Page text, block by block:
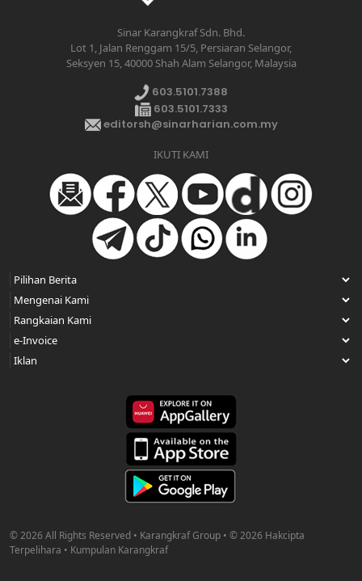
Sinar Karangkraf Sdn. Bhd.
Lot 1, Jalan Renggam 15/5, Persiaran Selangor,
Seksyen 15, 40000 Shah Alam Selangor, Malaysia
603.5101.7388
603.5101.7333
editorsh@sinarharian.com.my
IKUTI KAMI
© 2026 All Rights Reserved • Karangkraf Group • © 2026 Hakcipta
Terpelihara • Kumpulan Karangkraf